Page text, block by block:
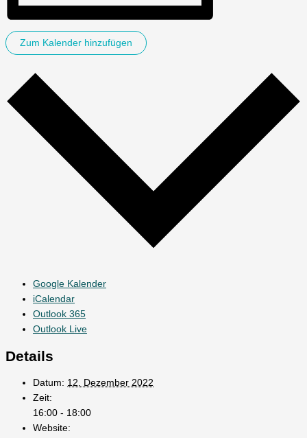
Zum Kalender hinzufügen
Google Kalender
iCalendar
Outlook 365
Outlook Live
Details
Datum: 12. Dezember 2022
Zeit:
16:00 - 18:00
Website: